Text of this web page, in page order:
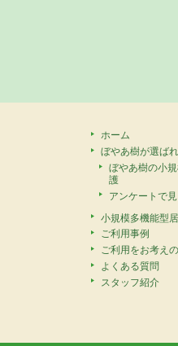
ホーム
ぼやあ樹が選ば
ぼやあ樹の小
護
アンケートで
小規模多機能型
ご利用事例
ご利用をお考え
よくある質問
スタッフ紹介